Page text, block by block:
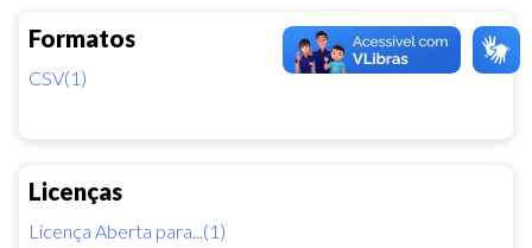
Formatos
CSV(1)
Licenças
Licença Aberta para...(1)